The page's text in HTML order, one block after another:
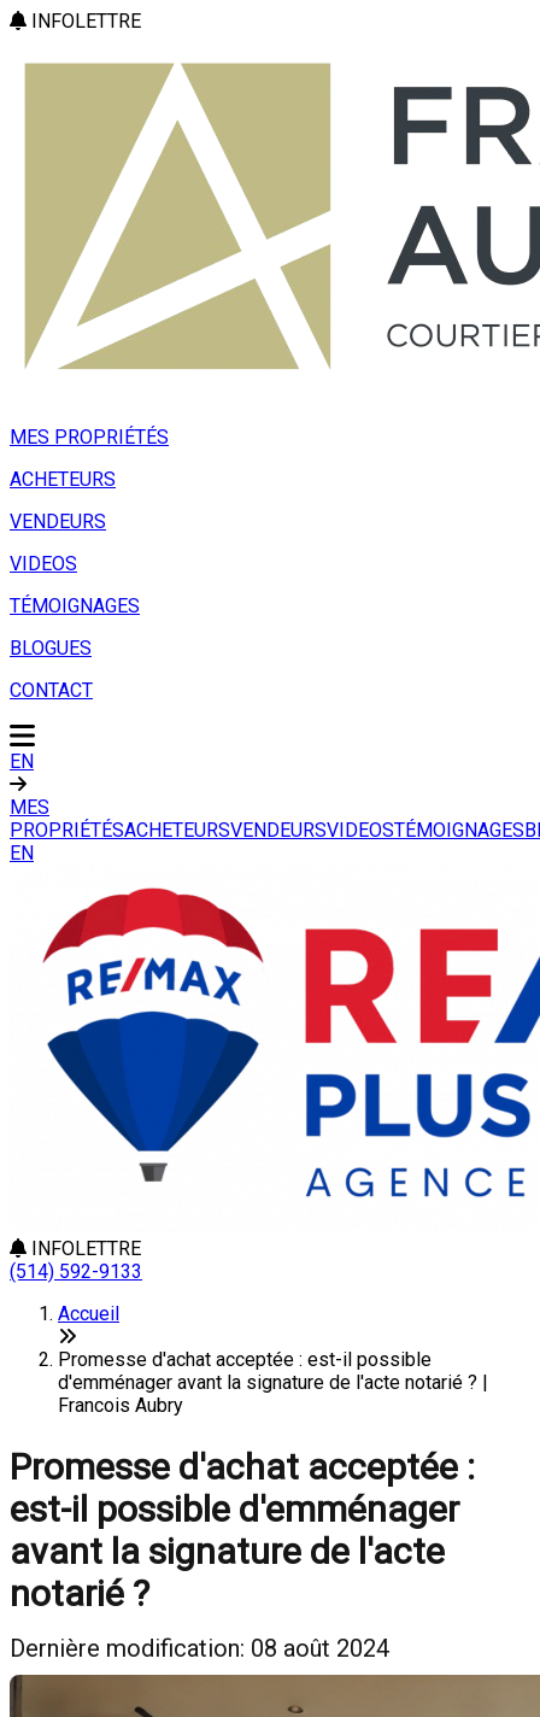
INFOLETTRE
MES PROPRIÉTÉS
ACHETEURS
VENDEURS
VIDEOS
TÉMOIGNAGES
BLOGUES
CONTACT
EN
MES
PROPRIÉTÉSACHETEURSVENDEURSVIDEOSTÉMOIGNAGES
EN
INFOLETTRE
(514) 592-9133
Accueil
Promesse d'achat acceptée : est-il possible
d'emménager avant la signature de l'acte notarié ? |
Francois Aubry
Promesse d'achat acceptée :
est-il possible d'emménager
avant la signature de l'acte
notarié ?
Dernière modification: 08 août 2024